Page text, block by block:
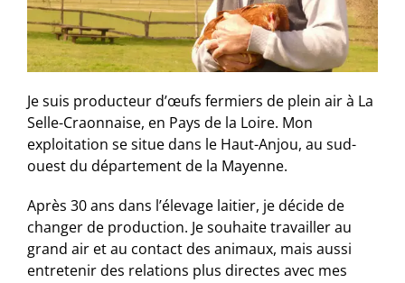
Je suis producteur d’œufs fermiers de plein air à La
Selle-Craonnaise, en Pays de la Loire. Mon
exploitation se situe dans le Haut-Anjou, au sud-
ouest du département de la Mayenne.
Après 30 ans dans l’élevage laitier, je décide de
changer de production. Je souhaite travailler au
grand air et au contact des animaux, mais aussi
entretenir des relations plus directes avec mes